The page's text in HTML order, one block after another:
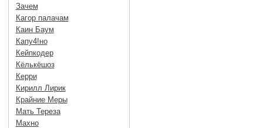
Зачем
Кагор палачам
Каин Баум
Капу4!но
Кейпкодер
Кёлькёшоз
Керри
Кирилл Лирик
Крайние Меры
Мать Тереза
Махно